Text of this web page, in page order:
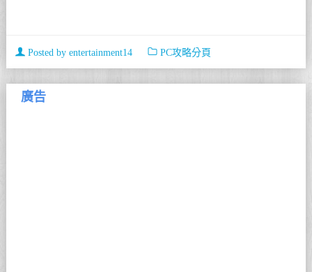
Posted by entertainment14 PC攻略分頁
廣告